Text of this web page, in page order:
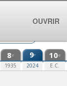
8e
1935
9e
2024
10e
E.C.
OUVRIR